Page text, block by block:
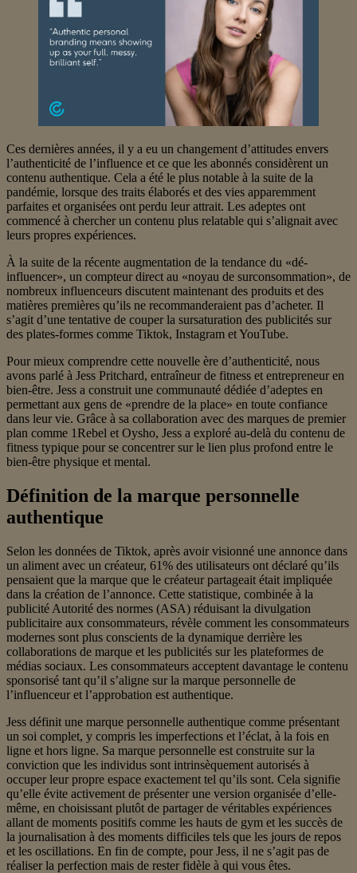
Ces dernières années, il y a eu un changement d’attitudes envers
l’authenticité de l’influence et ce que les abonnés considèrent un
contenu authentique. Cela a été le plus notable à la suite de la
pandémie, lorsque des traits élaborés et des vies apparemment
parfaites et organisées ont perdu leur attrait. Les adeptes ont
commencé à chercher un contenu plus relatable qui s’alignait avec
leurs propres expériences.
À la suite de la récente augmentation de la tendance du «dé-
influencer», un compteur direct au «noyau de surconsommation», de
nombreux influenceurs discutent maintenant des produits et des
matières premières qu’ils ne recommanderaient pas d’acheter. Il
s’agit d’une tentative de couper la sursaturation des publicités sur
des plates-formes comme Tiktok, Instagram et YouTube.
Pour mieux comprendre cette nouvelle ère d’authenticité, nous
avons parlé à Jess Pritchard, entraîneur de fitness et entrepreneur en
bien-être. Jess a construit une communauté dédiée d’adeptes en
permettant aux gens de «prendre de la place» en toute confiance
dans leur vie. Grâce à sa collaboration avec des marques de premier
plan comme 1Rebel et Oysho, Jess a exploré au-delà du contenu de
fitness typique pour se concentrer sur le lien plus profond entre le
bien-être physique et mental.
Définition de la marque personnelle
authentique
Selon les données de Tiktok, après avoir visionné une annonce dans
un aliment avec un créateur, 61% des utilisateurs ont déclaré qu’ils
pensaient que la marque que le créateur partageait était impliquée
dans la création de l’annonce. Cette statistique, combinée à la
publicité Autorité des normes (ASA) réduisant la divulgation
publicitaire aux consommateurs, révèle comment les consommateurs
modernes sont plus conscients de la dynamique derrière les
collaborations de marque et les publicités sur les plateformes de
médias sociaux. Les consommateurs acceptent davantage le contenu
sponsorisé tant qu’il s’aligne sur la marque personnelle de
l’influenceur et l’approbation est authentique.
Jess définit une marque personnelle authentique comme présentant
un soi complet, y compris les imperfections et l’éclat, à la fois en
ligne et hors ligne. Sa marque personnelle est construite sur la
conviction que les individus sont intrinsèquement autorisés à
occuper leur propre espace exactement tel qu’ils sont. Cela signifie
qu’elle évite activement de présenter une version organisée d’elle-
même, en choisissant plutôt de partager de véritables expériences
allant de moments positifs comme les hauts de gym et les succès de
la journalisation à des moments difficiles tels que les jours de repos
et les oscillations. En fin de compte, pour Jess, il ne s’agit pas de
réaliser la perfection mais de rester fidèle à qui vous êtes.